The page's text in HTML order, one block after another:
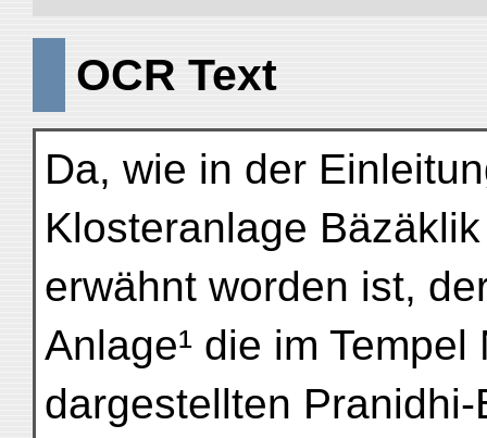
OCR Text
Da, wie in der
Klosteranlage
erwähnt worden ist,
Anlage¹ die im Tempel
dargestellten